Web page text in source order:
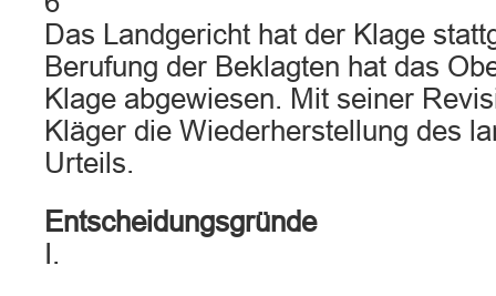
Das Landgericht hat der Klage
Berufung der Beklagten hat das
Klage abgewiesen. Mit seiner
Kläger die Wiederherstellung des
Urteils.
Entscheidungsgründe
I.